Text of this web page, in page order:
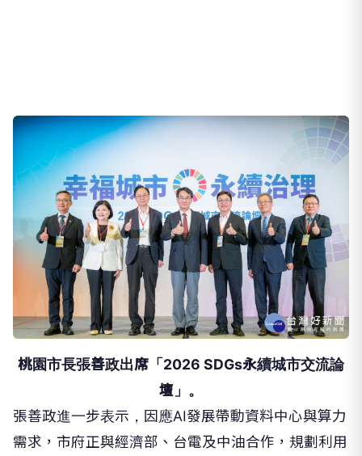
桃園市長張善政出席「2026 SDGs永續城市交流論
壇」。
張善政進一步表示，因應AI發展帶動資料中心與算力
需求，市府正與經濟部、台電及中油合作，規劃利用